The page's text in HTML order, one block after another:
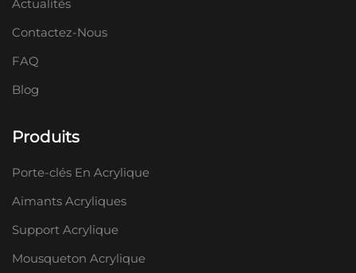
Actualités
Contactez-Nous
FAQ
Blog
Produits
Porte-clés En Acrylique
Aimants Acryliques
Support Acrylique
Mousqueton Acrylique